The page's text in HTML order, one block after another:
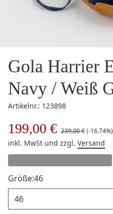
Gola Harrier
Navy / Weiß
Artikelnr.: 123898
199,00 € 239,00 €(-16.74%)
inkl. MwSt und zzgl. Versand
Größe:46